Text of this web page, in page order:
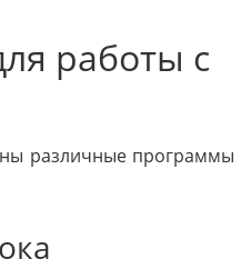
работы с
различные программы